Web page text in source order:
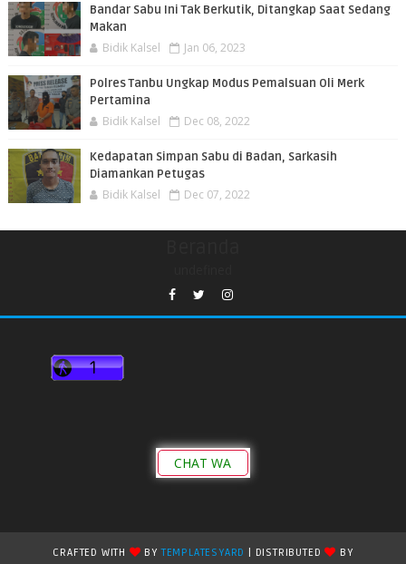
Bandar Sabu Ini Tak Berkutik, Ditangkap Saat Sedang
Makan
Bidik Kalsel Jan 06, 2023
Polres Tanbu Ungkap Modus Pemalsuan Oli Merk
Pertamina
Bidik Kalsel Dec 08, 2022
Kedapatan Simpan Sabu di Badan, Sarkasih
Diamankan Petugas
Bidik Kalsel Dec 07, 2022
CHAT WA
CRAFTED WITH BYTEMPLATESYARD | DISTRIBUTED
BY